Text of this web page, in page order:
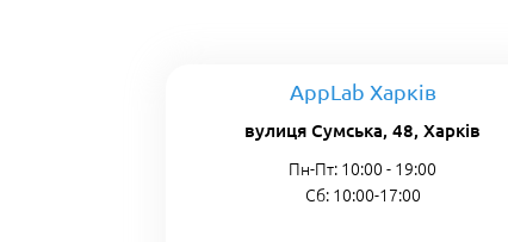
AppLab Харків
вулиця Сумська, 48, Харків
Пн-Пт: 10:00 - 19:00
Сб: 10:00-17:00